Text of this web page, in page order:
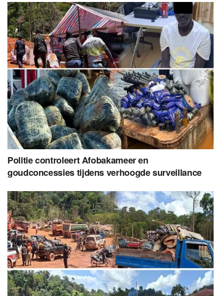
Politie controleert Afobakameer en
goudconcessies tijdens verhoogde surveillance